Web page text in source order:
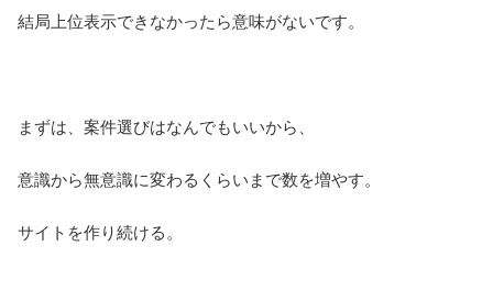
結局上位表示できなかったら意味がないです。
まずは、案件選びはなんでもいいから、
意識から無意識に変わるくらいまで数を増やす。
サイトを作り続ける。